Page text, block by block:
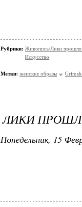
Рубрики: Живопись/Лики
Искусство
Метки: женские образы
ЛИКИ
Понедельник, 15